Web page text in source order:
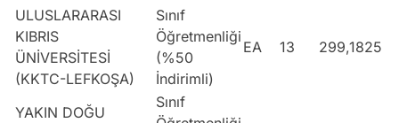
ULUSLARARASI
KIBRIS
ÜNİVERSİTESİ
(KKTC-LEFKOŞA)
Sınıf
Öğretmenliği
(%50
İndirimli)
EA 13 299,1825
YAKIN DOĞU
Sınıf